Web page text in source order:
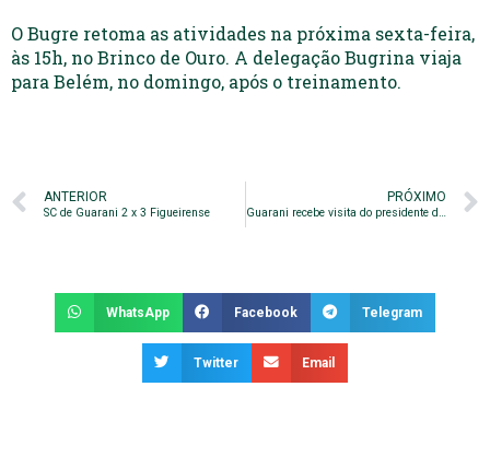
O Bugre retoma as atividades na próxima sexta-feira,
às 15h, no Brinco de Ouro. A delegação Bugrina viaja
para Belém, no domingo, após o treinamento.
ANTERIOR
SC de Guarani 2 x 3 Figueirense
PRÓXIMO
Guarani recebe visita do presidente da Federação Paulista
WhatsApp Facebook Telegram
Twitter Email